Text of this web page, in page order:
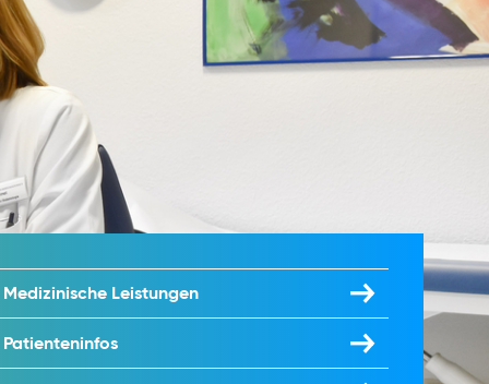
Medizinische Leistungen
Patienteninfos